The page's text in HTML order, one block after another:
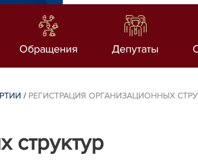
Обращения Депутаты
/ РЕГИСТРАЦИЯ ОРГАНИЗАЦИОННЫХ
структур